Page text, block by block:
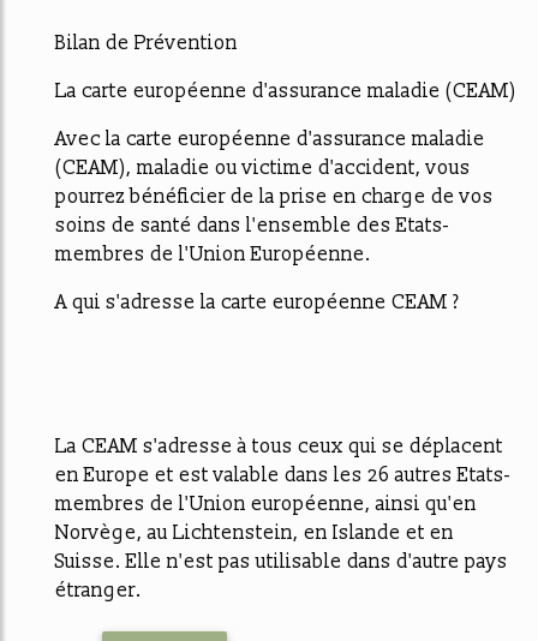
Bilan de Prévention
La carte européenne d'assurance maladie (CEAM)
Avec la carte européenne d'assurance maladie
(CEAM), maladie ou victime d'accident, vous
pourrez bénéficier de la prise en charge de vos
soins de santé dans l'ensemble des Etats-
membres de l'Union Européenne.
A qui s'adresse la carte européenne CEAM ?
La CEAM s'adresse à tous ceux qui se déplacent
en Europe et est valable dans les 26 autres Etats-
membres de l'Union européenne, ainsi qu'en
Norvège, au Lichtenstein, en Islande et en
Suisse. Elle n'est pas utilisable dans d'autre pays
étranger.